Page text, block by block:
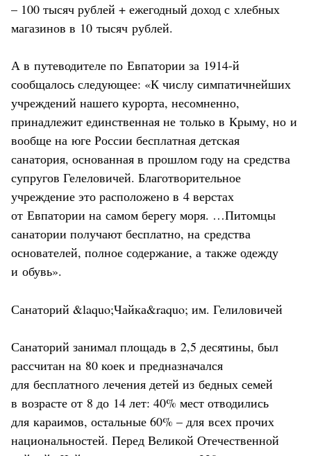
– 100 тысяч рублей + ежегодный доход с хлебных
магазинов в 10 тысяч рублей.
А в путеводителе по Евпатории за 1914-й
сообщалось следующее: «К числу симпатичнейших
учреждений нашего курорта, несомненно,
принадлежит единственная не только в Крыму, но и
вообще на юге России бесплатная детская
санатория, основанная в прошлом году на средства
супругов Гелеловичей. Благотворительное
учреждение это расположено в 4 верстах
от Евпатории на самом берегу моря. …Питомцы
санатории получают бесплатно, на средства
основателей, полное содержание, а также одежду
и обувь».
Санаторий &laquo;Чайка&raquo; им. Гелиловичей
Санаторий занимал площадь в 2,5 десятины, был
рассчитан на 80 коек и предназначался
для бесплатного лечения детей из бедных семей
в возрасте от 8 до 14 лет: 40% мест отводились
для караимов, остальные 60% – для всех прочих
национальностей. Перед Великой Отечественной